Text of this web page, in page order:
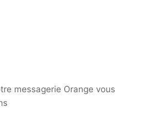
messagerie Orange vous